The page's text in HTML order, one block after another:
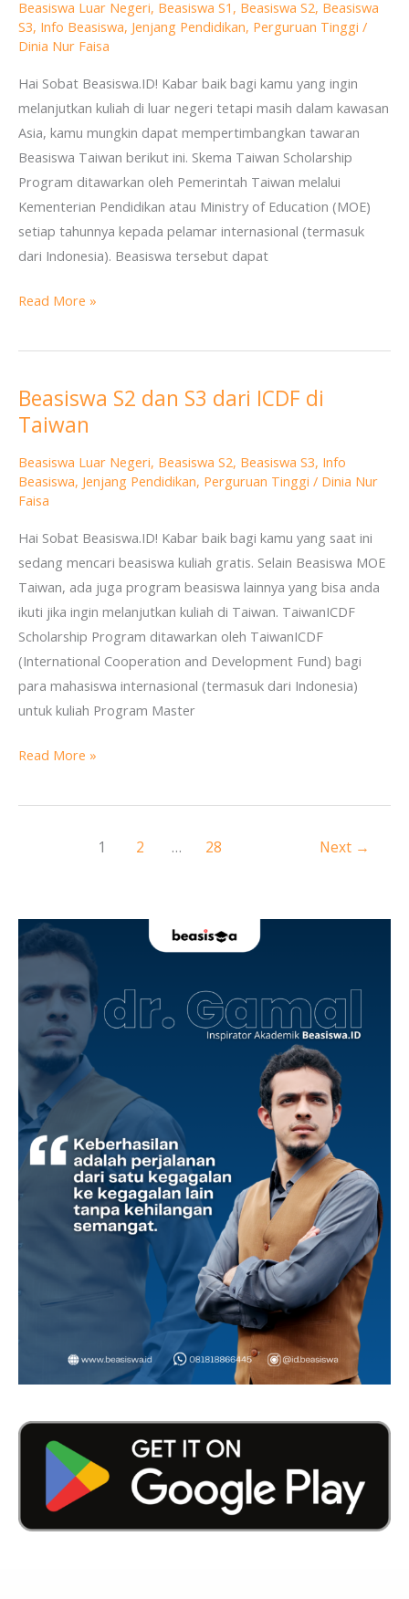
Beasiswa Luar Negeri, Beasiswa S1 , Beasiswa S2, Beasiswa
S3, Info Beasiswa, Jenjang Pendidikan, Perguruan Tinggi /
Dinia Nur Faisa
Hai Sobat Beasiswa.ID! Kabar baik bagi kamu yang ingin
melanjutkan kuliah di luar negeri tetapi masih dalam kawasan
Asia, kamu mungkin dapat mempertimbangkan tawaran
Beasiswa Taiwan berikut ini. Skema Taiwan Scholarship
Program ditawarkan oleh Pemerintah Taiwan melalui
Kementerian Pendidikan atau Ministry of Education (MOE)
setiap tahunnya kepada pelamar internasional (termasuk
dari Indonesia). Beasiswa tersebut dapat
S2
dan
dari
MOE
di
Taiwan
Read More »
Beasiswa S2 dan S3 dari ICDF di
Taiwan
Beasiswa Luar Negeri, Beasiswa S2, Beasiswa S3, Info
Beasiswa, Jenjang Pendidikan, Perguruan Tinggi / Dinia Nur
Faisa
Hai Sobat Beasiswa.ID! Kabar baik bagi kamu yang saat ini
sedang mencari beasiswa kuliah gratis. Selain Beasiswa MOE
Taiwan, ada juga program beasiswa lainnya yang bisa anda
ikuti jika ingin melanjutkan kuliah di Taiwan. TaiwanICDF
Scholarship Program ditawarkan oleh TaiwanICDF
(International Cooperation and Development Fund) bagi
para mahasiswa internasional (termasuk dari Indonesia)
untuk kuliah Program Master
Beasiswa
S2
S3
dari
di
Taiwan
Read More »
1 2 … 28 Next →